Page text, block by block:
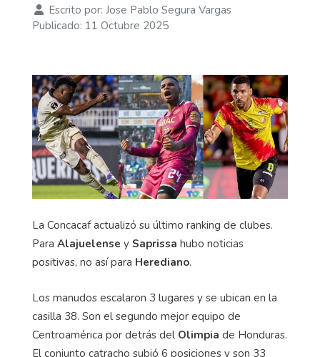
Escrito por: Jose Pablo Segura Vargas
Publicado: 11 Octubre 2025
La Concacafactualizó su último ranking de clubes.
Para Alajuelense y Saprissa hubo noticias
positivas, no así para Herediano.
Los manudos escalaron 3 lugares y se ubican en la
casilla 38. Son el segundo mejor equipo de
Centroamérica por detrás del Olimpia de Honduras.
El conjunto catracho subió 6 posiciones y son 33